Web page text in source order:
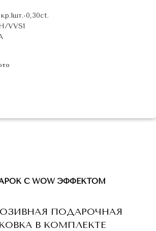
0,30ct.
VVS1
ПОДАРОЧНАЯ
В КОМПЛЕКТЕ
С WOW ЭФФЕКТОМ